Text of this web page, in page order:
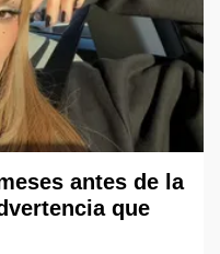
antes de la
que